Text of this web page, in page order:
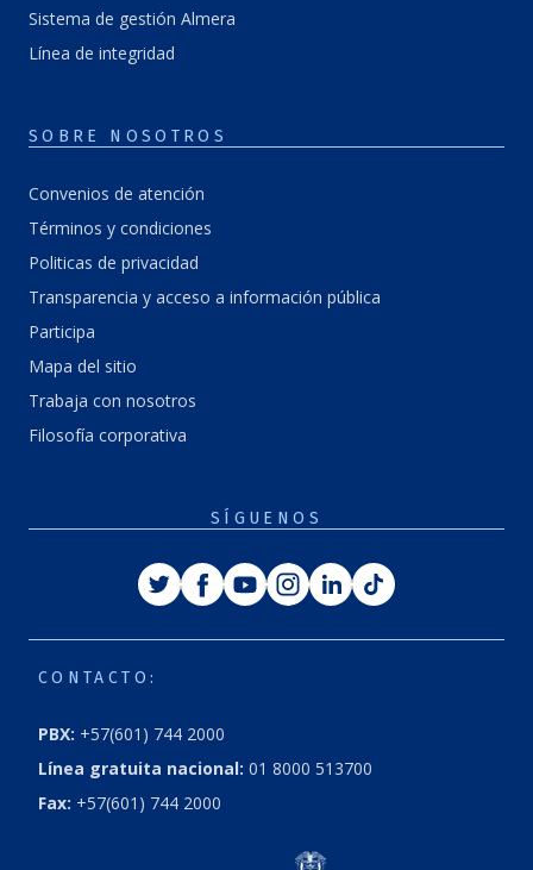
Sistema de gestión Almera
Línea de integridad
SOBRE NOSOTROS
Convenios de atención
Términos y condiciones
Politicas de privacidad
Transparencia y acceso a información pública
Participa
Mapa del sitio
Trabaja con nosotros
Filosofía corporativa
SÍGUENOS
TwitterFacebook
YoutubeInstagram
LinkedinTiktok
CONTACTO:
PBX: +57(601) 744 2000
Línea gratuita nacional: 01 8000 513700
Fax: +57(601) 744 2000